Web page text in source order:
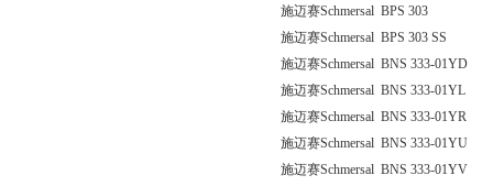
施迈赛Schmersal BPS 303
施迈赛Schmersal BPS 303 SS
施迈赛Schmersal BNS 333-01YD
施迈赛Schmersal BNS 333-01YL
施迈赛Schmersal BNS 333-01YR
施迈赛Schmersal BNS 333-01YU
施迈赛Schmersal BNS 333-01YV